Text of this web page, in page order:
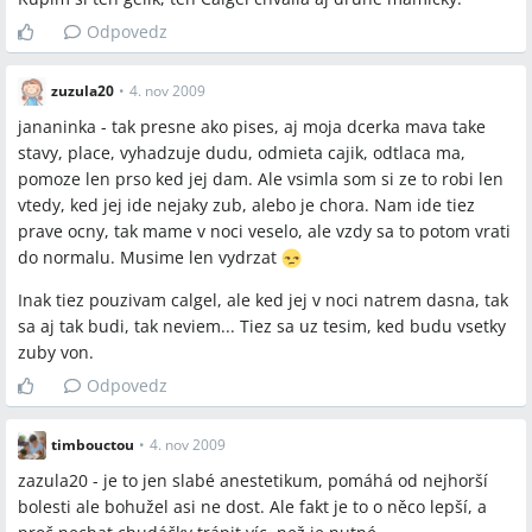
Odpovedz
zuzula20 • 4. nov 2009
jananinka - tak presne ako pises, aj moja dcerka mava take
stavy, place, vyhadzuje dudu, odmieta cajik, odtlaca ma,
pomoze len prso ked jej dam. Ale vsimla som si ze to robi len
vtedy, ked jej ide nejaky zub, alebo je chora. Nam ide tiez
prave ocny, tak mame v noci veselo, ale vzdy sa to potom vrati
do normalu. Musime len vydrzat
Inak tiez pouzivam calgel, ale ked jej v noci natrem dasna, tak
sa aj tak budi, tak neviem... Tiez sa uz tesim, ked budu vsetky
zuby von.
Odpovedz
timbouctou • 4. nov 2009
zazula20 - je to jen slabé anestetikum, pomáhá od nejhorší
bolesti ale bohužel asi ne dost. Ale fakt je to o něco lepší, a